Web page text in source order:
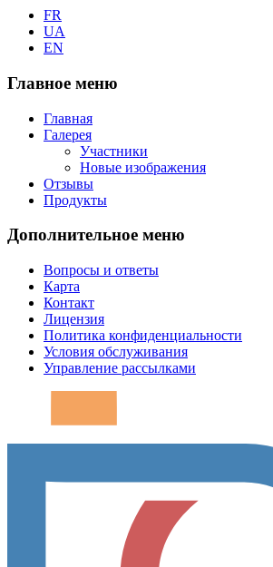
FR
UA
EN
Главное меню
Главная
Галерея
Участники
Новые изображения
Отзывы
Продукты
Дополнительное меню
Вопросы и ответы
Карта
Контакт
Лицензия
Политика конфиденциальности
Условия обслуживания
Управление рассылками